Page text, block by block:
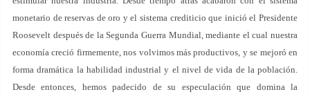
monetario de reservas de oro y el sistema crediticio que inició el Presidente
Roosevelt después de la Segunda Guerra Mundial, mediante el cual nuestra
economía creció firmemente, nos volvimos más productivos, y se mejoró en
forma dramática la habilidad industrial y el nivel de vida de la población.
Desde entonces, hemos padecido de su especulación que domina la